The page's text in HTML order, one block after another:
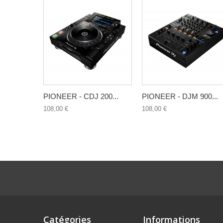
PIONEER - CDJ 200...
108,00 €
PIONEER - DJM 900...
108,00 €
Catégories Informations